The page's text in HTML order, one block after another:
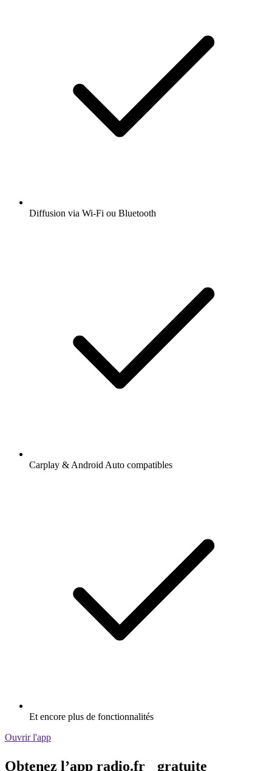
Diffusion via Wi-Fi ou Bluetooth
Carplay & Android Auto compatibles
Et encore plus de fonctionnalités
Ouvrir l'app
Obtenez l’app radio.fr gratuite